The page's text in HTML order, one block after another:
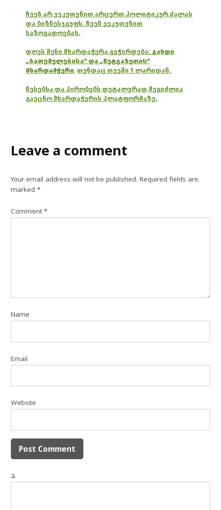
ჩვენ არ ვეკუთვნით არცერთ პოლიტიკურ ძალას
და ბიზნესჯგუფს. ჩვენ ვეკუთვნით
საზოგადოებას.
დღეს შენი მხარდაჭერა გვჭირდება: გახდი
„ბათუმელებისა“ და „ნეტგაზეთის“
მხარდამჭერი, თუნდაც თვეში 1 ლარიდან.
წესებსა და პირობებს დეტალურად შეგიძლია
გაეცნო მხარდაჭერის პლატფორმაზე.
Leave a comment
Your email address will not be published. Required fields are
marked*
Comment*
Name
Email
Website
Δ